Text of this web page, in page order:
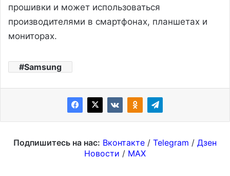
прошивки и может использоваться
производителями в смартфонах, планшетах и ​​
мониторах.
Samsung
Подпишитесь на нас: Вконтакте / Telegram / Дзен
Новости / MAX